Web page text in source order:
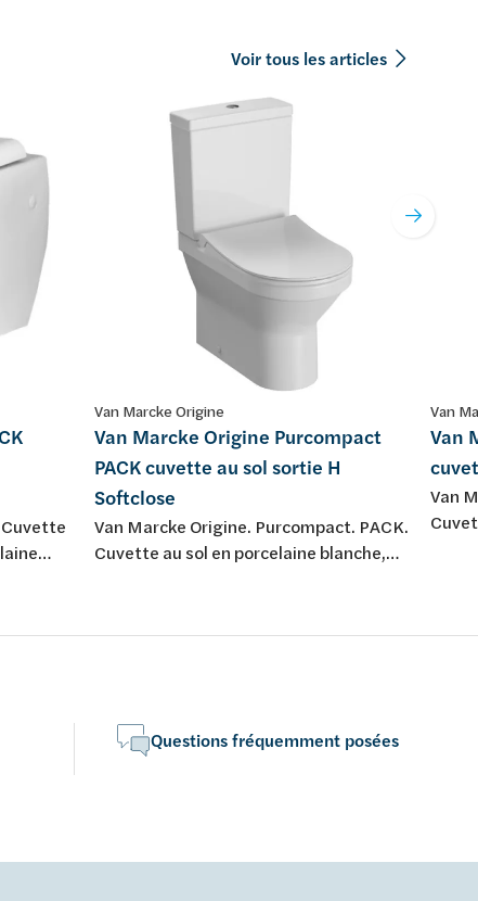
Voir tous les articles
Cuvette
Van Marcke Origine
Van Marcke Origine Purcompact
PACK cuvette au sol sortie H
Softclose
Van Marcke Origine. Purcompact. PACK.
Cuvette au sol en porcelaine blanche,
avec mécanisme de chasse d'eau
Van
Van
Van
Questions fréquemment posées